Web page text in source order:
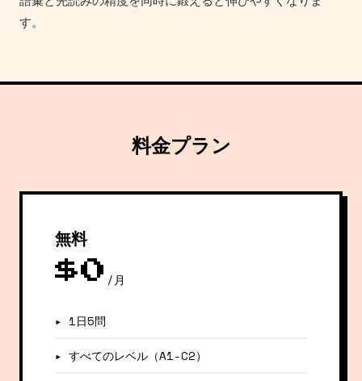
す。
料金プラン
無料
$0 /月
▸ 1日5問
▸ すべてのレベル（A1-C2）